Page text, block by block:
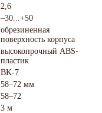
2,6
–30...+50
обрезиненная
поверхность корпуса
высокопрочный ABS-
пластик
BK-7
58–72 мм
58–72
3 м